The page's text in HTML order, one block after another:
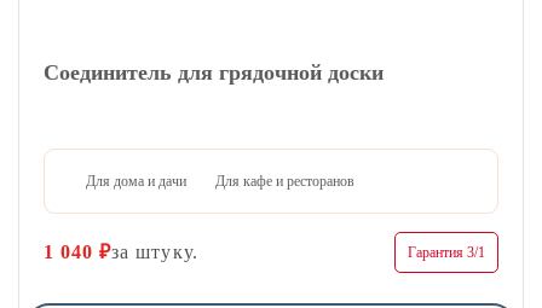
Соединитель для грядочной доски
Для дома и дачи Для кафе и ресторанов
1 040 ₽за штуку. Гарантия 3/1